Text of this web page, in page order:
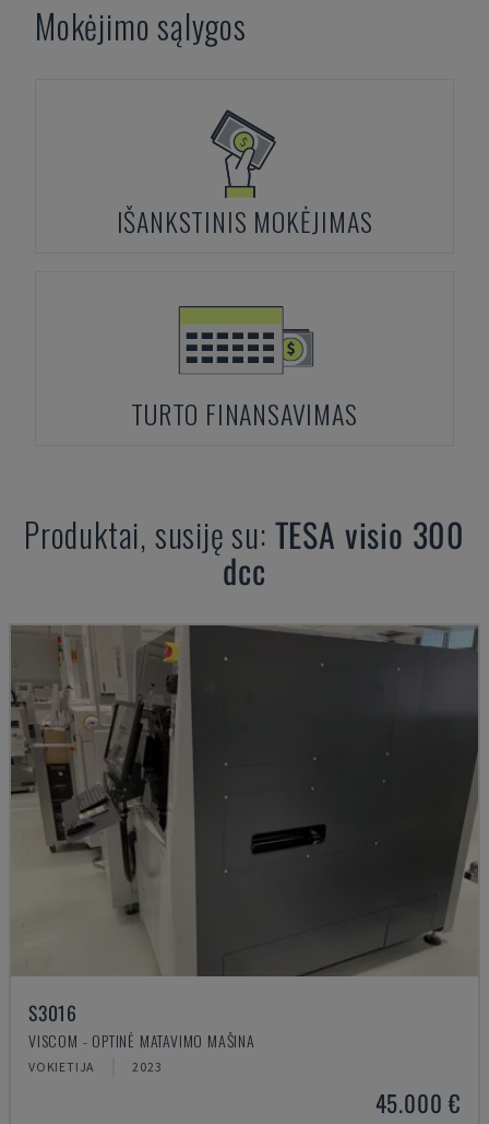
Mokėjimo sąlygos
IŠANKSTINIS MOKĖJIMAS
TURTO FINANSAVIMAS
Produktai, susiję su: TESA visio 300
dcc
S3016
VISCOM - OPTINĖ MATAVIMO MAŠINA
VOKIETIJA 2023
45.000 €